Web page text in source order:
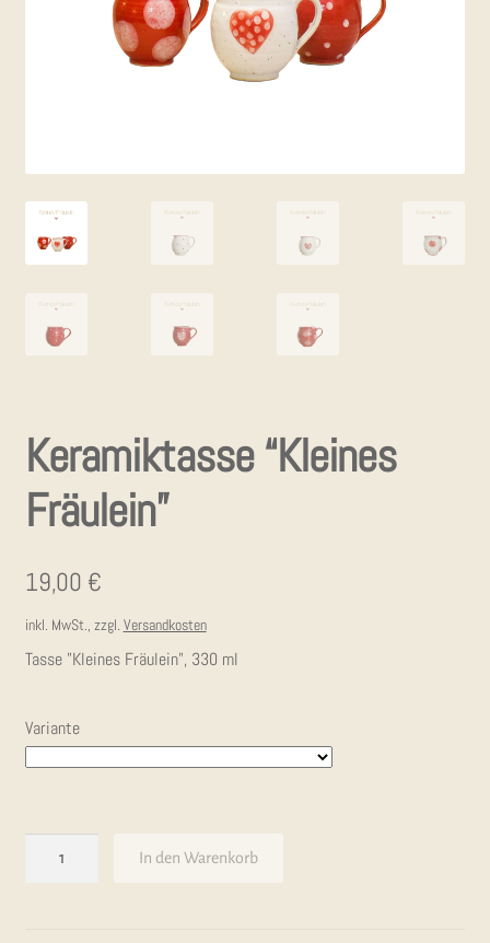
Kera­mik­tas­se “Klei­nes
Fräulein”
19,00 €
inkl. MwSt., zzgl. Versandkosten
Tasse "Kleines Fräulein", 330 ml
Variante
In den Warenkorb